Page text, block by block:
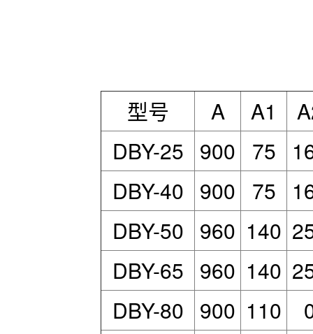
型号 A A1
DBY-25 900 75
DBY-40 900 75
DBY-50 960 140
DBY-65 960 140
DBY-80 900 110